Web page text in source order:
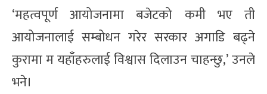
‘महत्वपूर्ण आयोजनामा बजेटको कमी भए ती
आयोजनालाई सम्बोधन गरेर सरकार अगाडि बढ्ने
कुरामा म यहाँहरुलाई विश्वास दिलाउन चाहन्छु,’ उनले
भने।